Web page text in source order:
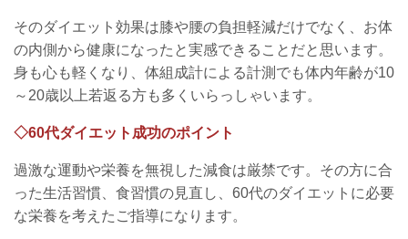
そのダイエット効果は膝や腰の負担軽減だけでなく、お体
の内側から健康になったと実感できることだと思います。
身も心も軽くなり、体組成計による計測でも体内年齢が10
～20歳以上若返る方も多くいらっしゃいます。
◇60代ダイエット成功のポイント
過激な運動や栄養を無視した減食は厳禁です。その方に合
った生活習慣、食習慣の見直し、60代のダイエットに必要
な栄養を考えたご指導になります。